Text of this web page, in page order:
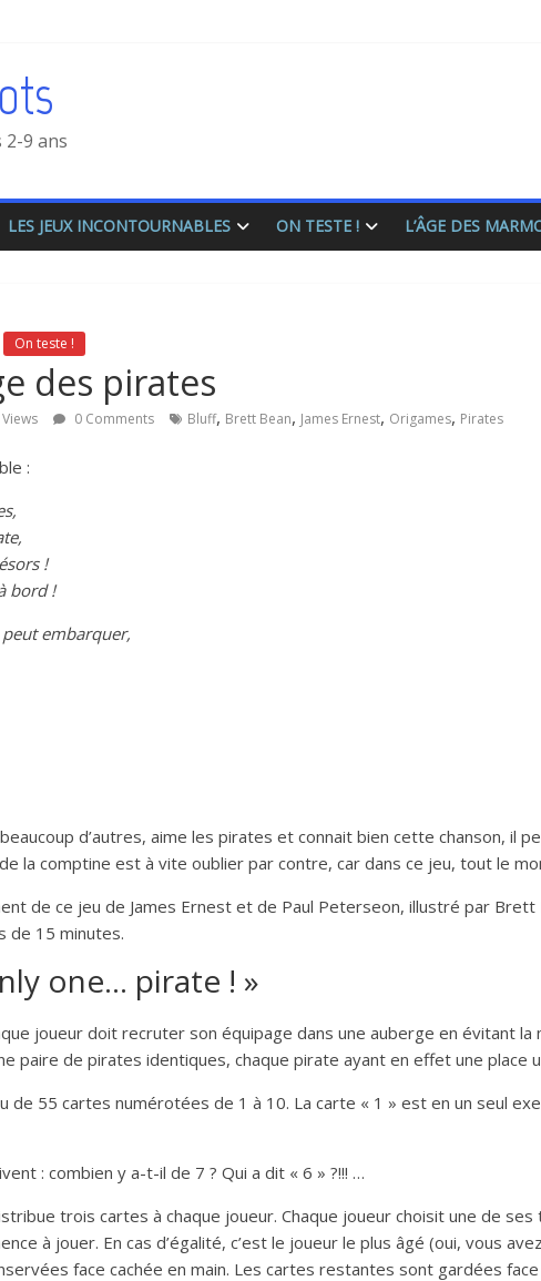
2-9 ans
LES JEUX INCONTOURNABLES ON TESTE ! L’ÂGE DES
On teste !
des pirates
0 Comments Bluff, Brett Bean, James Ernest, Origames, Pirates
:
!
bord !
embarquer,
d’autres, aime les pirates et connait bien cette chanson, il
la comptine est à vite oublier par contre, car dans ce jeu, tout le
de ce jeu de James Ernest et de Paul Peterseon, illustré par
de 15 minutes.
one… pirate ! »
joueur doit recruter son équipage dans une auberge en évitant
paire de pirates identiques, chaque pirate ayant en effet une place
de 55 cartes numérotées de 1 à 10. La carte « 1 » est en un seul
: combien y a-t-il de 7 ? Qui a dit « 6 » ?!!! …
trois cartes à chaque joueur. Chaque joueur choisit une de
à jouer. En cas d’égalité, c’est le joueur le plus âgé (oui, vous
face cachée en main. Les cartes restantes sont gardées